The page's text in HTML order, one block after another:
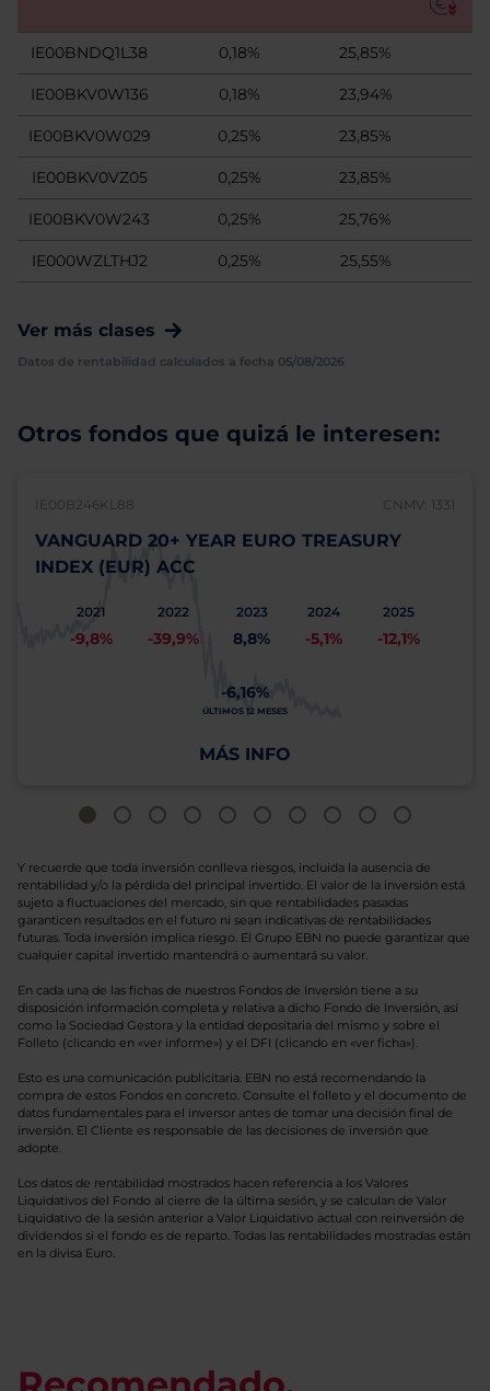
IE00BNDQ1L38 0,18% 25,85%
IE00BKV0W136 0,18% 23,94%
IE00BKV0W029 0,25% 23,85%
IE00BKV0VZ05 0,25% 23,85%
IE00BKV0W243 0,25% 25,76%
IE000WZLTHJ2 0,25% 25,55%
Ver más clases
Datos de rentabilidad calculados a fecha 05/08/2026
Otros fondos que quizá le interesen:
IE00B246KL88 CNMV: 1331
VANGUARD 20+ YEAR EURO TREASURY
INDEX (EUR) ACC
2021
-9,8%
2022
-39,9%
2023
8,8%
2024
-5,1%
2025
-12,1%
-6,16%
ÚLTIMOS 12 MESES
MÁS INFO
Y recuerde que toda inversión conlleva riesgos, incluida la ausencia de
rentabilidad y/o la pérdida del principal invertido. El valor de la inversión está
sujeto a fluctuaciones del mercado, sin que rentabilidades pasadas
garanticen resultados en el futuro ni sean indicativas de rentabilidades
futuras. Toda inversión implica riesgo. El Grupo EBN no puede garantizar que
cualquier capital invertido mantendrá o aumentará su valor.
En cada una de las fichas de nuestros Fondos de Inversión tiene a su
disposición información completa y relativa a dicho Fondo de Inversión, así
como la Sociedad Gestora y la entidad depositaria del mismo y sobre el
Folleto (clicando en «ver informe») y el DFI (clicando en «ver ficha»).
Esto es una comunicación publicitaria. EBN no está recomendando la
compra de estos Fondos en concreto. Consulte el folleto y el documento de
datos fundamentales para el inversor antes de tomar una decisión final de
inversión. El Cliente es responsable de las decisiones de inversión que
adopte.
Los datos de rentabilidad mostrados hacen referencia a los Valores
Liquidativos del Fondo al cierre de la última sesión, y se calculan de Valor
Liquidativo de la sesión anterior a Valor Liquidativo actual con reinversión de
dividendos si el fondo es de reparto. Todas las rentabilidades mostradas están
en la divisa Euro.